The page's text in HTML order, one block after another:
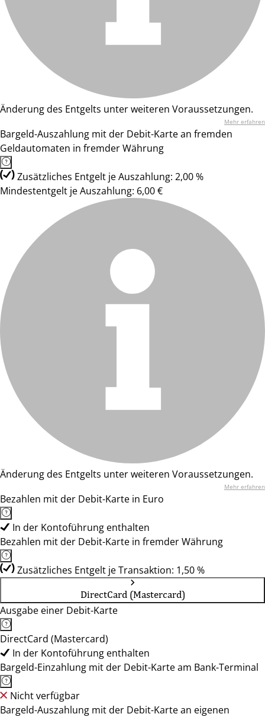
Änderung des Entgelts unter weiteren Voraussetzungen.
Mehr erfahren
Bargeld-Auszahlung mit der Debit-Karte an fremden
Geldautomaten in fremder Währung
Zusätzliches Entgelt je Auszahlung: 2,00 %
Mindestentgelt je Auszahlung: 6,00 €
Änderung des Entgelts unter weiteren Voraussetzungen.
Mehr erfahren
Bezahlen mit der Debit-Karte in Euro
In der Kontoführung enthalten
Bezahlen mit der Debit-Karte in fremder Währung
Zusätzliches Entgelt je Transaktion: 1,50 %
DirectCard (Mastercard)
Ausgabe einer Debit-Karte
DirectCard (Mastercard)
In der Kontoführung enthalten
Bargeld-Einzahlung mit der Debit-Karte am Bank-Terminal
Nicht verfügbar
Bargeld-Auszahlung mit der Debit-Karte an eigenen